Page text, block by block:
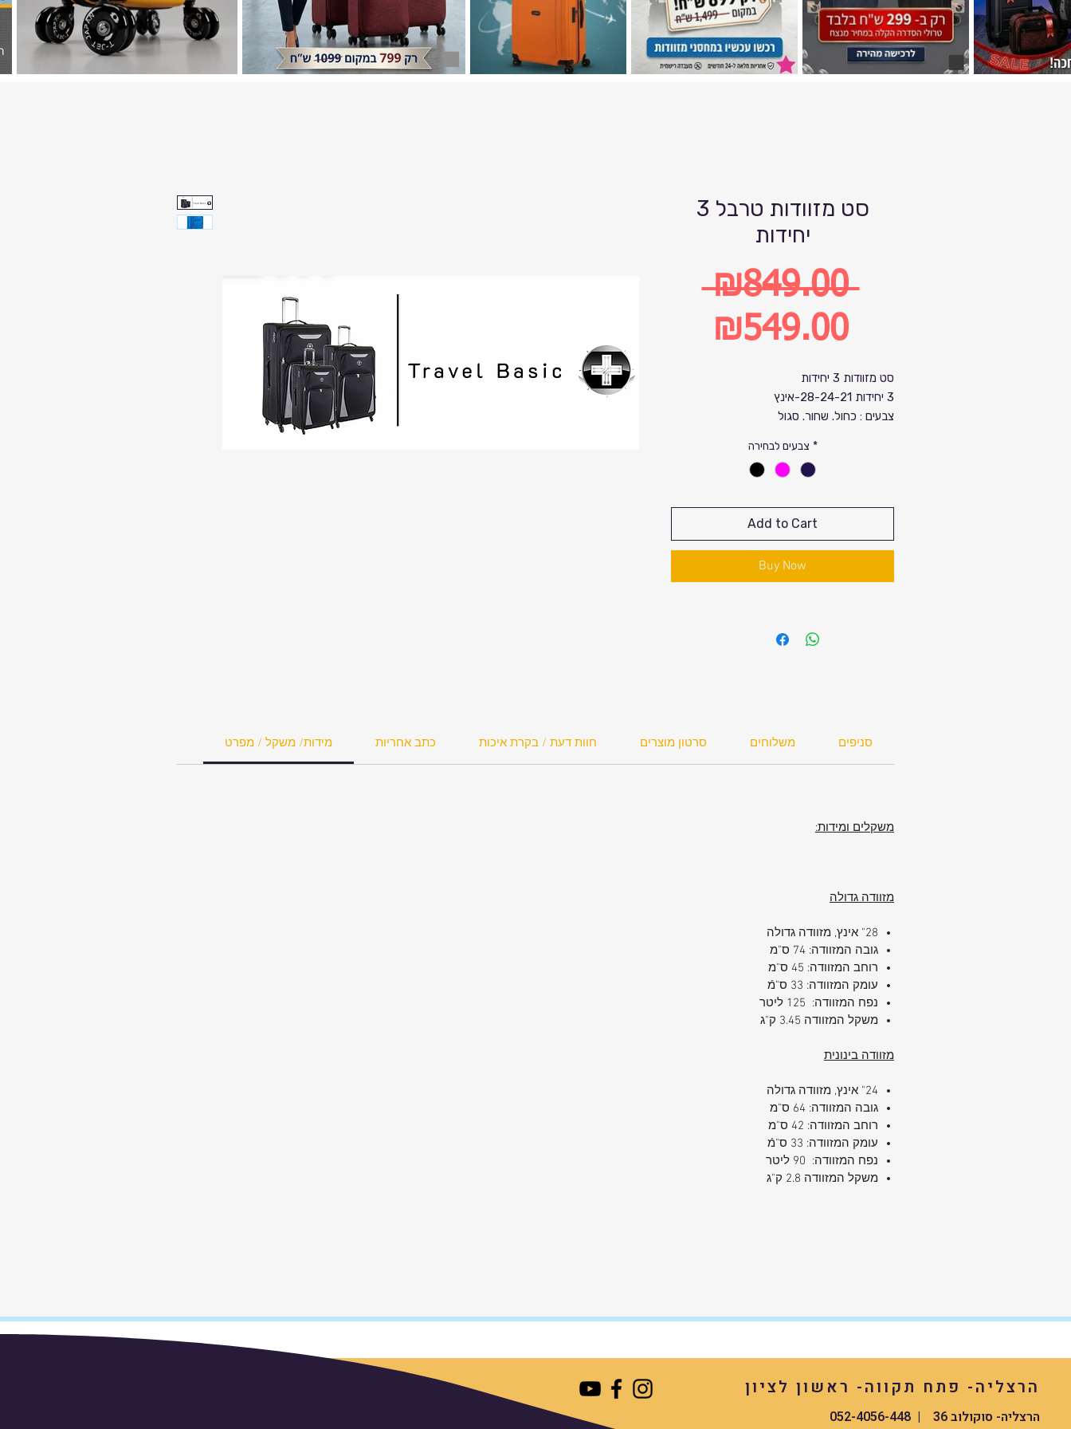
סט מזוודות טרבל 3
יחידות
₪849.00
Regular
₪549.00
Price
סט מזוודות 3 יחידות
3 יחידות 28-24-21-אינץ
צבעים : כחול. שחור. סגול
צבעים לבחירה *
Add to Cart
Buy Now
מידות/ משקל / מפרט כתב אחריות חוות דעת / בקרת איכות סרטון מוצרים משלוחים סניפים
משקלים ומידות:
מזוודה גדולה
28" אינץ, מזוודה גדולה
גובה המזוודה: 74 ס"מ
רוחב המזוודה: 45 ס"מ
עומק המזוודה: 33 ס"מֿ
נפח המזוודה: 125 ליטר
משקל המזוודה 3.45 ק"ג
מזוודה בינונית
24" אינץ, מזוודה גדולה
גובה המזוודה: 64 ס"מ
רוחב המזוודה: 42 ס"מ
עומק המזוודה: 33 ס"מֿ
נפח המזוודה: 90 ליטר
משקל המזוודה 2.8 ק"ג
הרצליה- פתח תקווה- ראשון לציון
הרצליה- סוקולוב 36 | 052-4056-448